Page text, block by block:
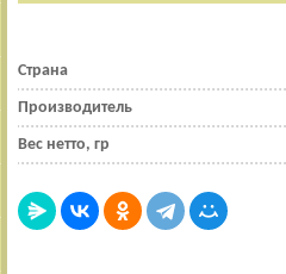
Страна
Производитель
Вес нетто, гр